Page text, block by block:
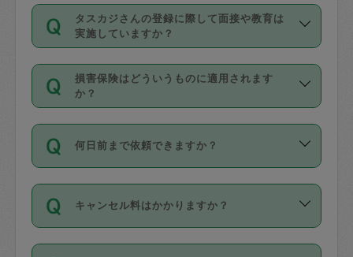
動計算で表示されます。
開始時間を２時間前後変更することが可
能です。依頼送信後、個別にタスカジさ
んにメッセージを送り調整してくださ
い。ただし、２時間を越えての調整はで
時間も被らない場合、損害保険の対象外
する前にタスカジさんのプロフィールで
確認してください。
基本的に、高所での作業や危険作業、屋
外での作業は対象外です。
主婦として長年の家事経験をお持ちの
方、栄養士・調理師といった資格者で保
育園や学校の給食やレストランで料理関
係の専門職に従事されていた方、日本で
すでにハウスキーパーや英語の先生とし
てお仕事をしているフィリピン出身の
社員など様々なバックグラウンドの方が
登録しています。
日本語も話せる方など様々です。
タスカジさんの登録に際して面接や教育は
実施していますか？
応募の際に、各自事務局との面接と説明
を行っています。その後、身分証明書の
写真提出をしていただいています。外国
確認しています。タスカジさんトレーニ
ング動画を使ったセルフトレーニングの
現場トライアルを受け、合格したタスカ
ジさんが活動されています。
損害保険はどういうものに適用されます
か？
依頼者とタスカジさんとの間でタスカジ
を通して成立した作業時間内での作業に
適用されます。作業範囲は、掃除、洗
です。作業中に物を壊したり、人にけが
をさせたりした場合が対象で、補償金額
何日前まで依頼できますか？
ご依頼は、現在を起点に3日後（72時間
以降）の日時から受付可能となっていま
す。
キャンセル料はかかりますか？
キャンセル料には、以下の2種類がありま